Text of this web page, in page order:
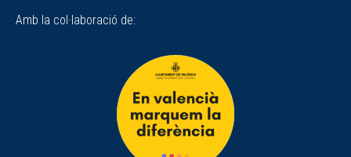
Amb la col·laboració de: